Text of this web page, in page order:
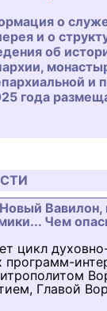
о
и о
об
и
года
Вавилон,
Чем
цикл
программ-
Главой